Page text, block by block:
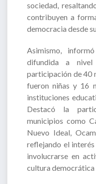
sociedad,
contribuyen a
democracia desde
Asimismo,
difundida a
participación de 40
fueron niñas y 16
instituciones
Destacó la
municipios como
Nuevo Ideal,
reflejando el
involucrarse en
cultura